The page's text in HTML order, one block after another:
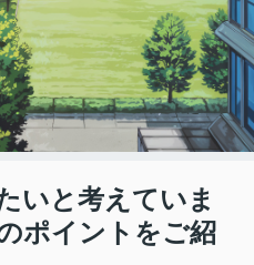
いと考えていま
ポイントをご紹